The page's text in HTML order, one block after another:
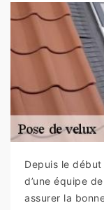
Depuis le
d’une équipe
assurer la